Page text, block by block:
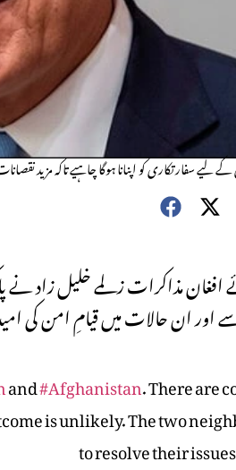
سفارتکاری کو اپنانا ہوگا چاہیے تاکہ مزید
افغان مذاکرات زلمے خلیل زاد
ان حالات میں قیامِ امن کی
and#Afghanistan. There are
is unlikely. The two
to resolve their